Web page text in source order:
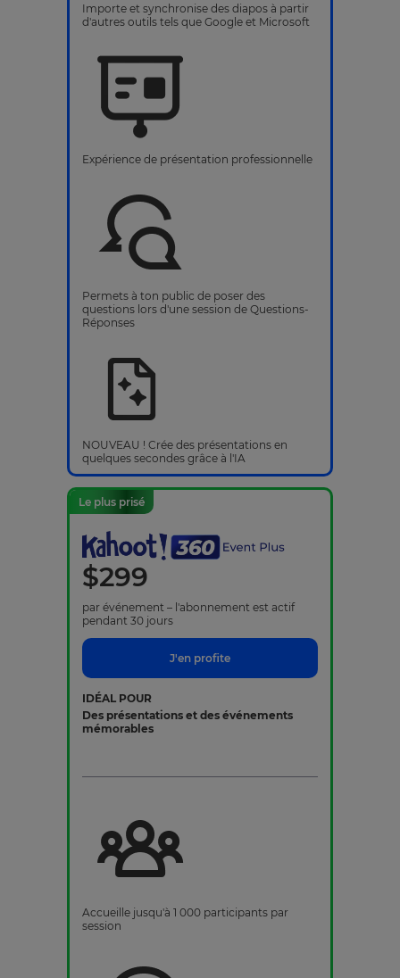
Importe et synchronise des diapos à partir
d'autres outils tels que Google et Microsoft
Expérience de présentation professionnelle
Permets à ton public de poser des
questions lors d'une session de Questions-
Réponses
NOUVEAU ! Crée des présentations en
quelques secondes grâce à l'IA
Le plus prisé
$299
par événement – l'abonnement est actif
pendant 30 jours
J'en profite
IDÉAL POUR
Des présentations et des événements
mémorables
Accueille jusqu'à 1 000 participants par
session